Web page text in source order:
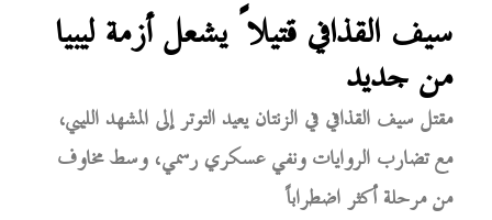
سيف القذافي قتيلاً يشعل أزمة ليبيا
من جديد
مقتل سيف القذافي في الزنتان يعيد التوتر إلى المشهد الليبي،
مع تضارب الروايات ونفي عسكري رسمي، وسط مخاوف
من مرحلة أكثر اضطراباً